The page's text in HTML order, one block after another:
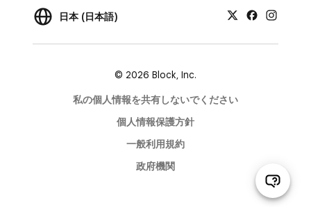
日本 (日本語)
© 2026 Block, Inc.
私の個人情報を共有しないでください
個人情報保護方針
一般利用規約
政府機関